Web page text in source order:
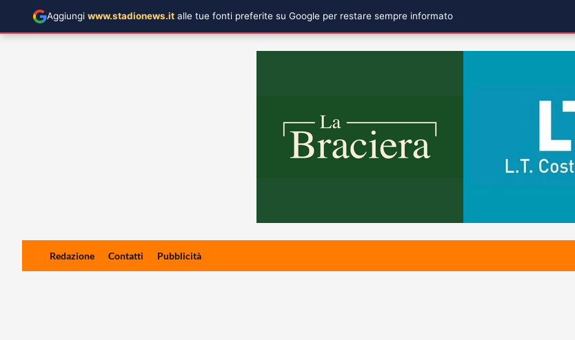
Redazione Contatti Pubblicità
Aggiungi www.stadionews.it alle tue fonti preferite su Google per restare sempre informato